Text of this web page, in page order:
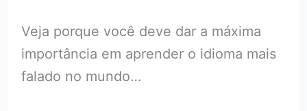
Veja porque você deve dar a máxima
importância em aprender o idioma mais
falado no mundo…